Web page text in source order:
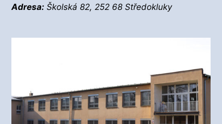
Adresa: Školská 82, 252 68 Středokluky